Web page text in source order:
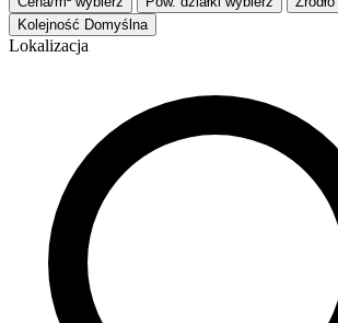
Kolejność Domyślna
Lokalizacja